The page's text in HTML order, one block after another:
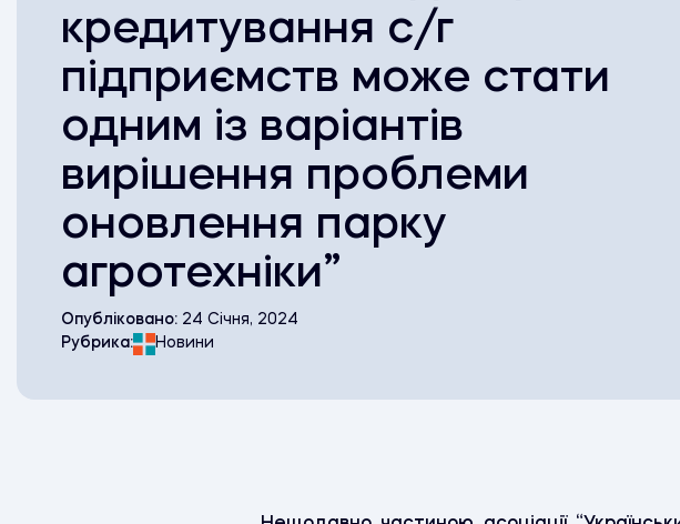
кредитування с/г
підприємств може стати
одним із варіантів
вирішення проблеми
оновлення парку
агротехніки”
Опубліковано: 24 Січня, 2024
Рубрика:
Новини